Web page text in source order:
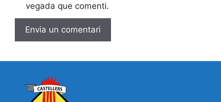
vegada que comenti.